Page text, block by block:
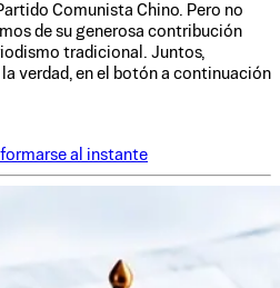
Comunista Chino. Pero no
de su generosa contribución
tradicional. Juntos,
verdad, en el botón a continuación
al instante